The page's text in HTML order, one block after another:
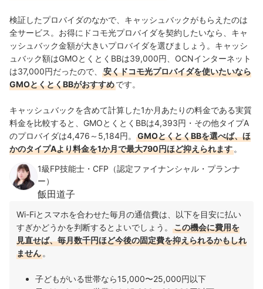
検証したプロバイダのなかで、キャッシュバックがもらえたのは
全サービス。お得にドコモ光プロバイダを契約したいなら、キャ
ッシュバック金額が大きいプロバイダを選びましょう。キャッシ
ュバック額はGMOとくとくBBは39,000円、OCNインターネット
は37,000円だったので、
安くドコモ光プロバイダを使いたいなら
GMOとくとくBBがおすすめです。
キャッシュバックを含めて計算した1か月あたりの料金である実質
料金を比較すると、GMOとくとくBBは4,393円・その他タイプA
のプロバイダは4,476～5,184円。
GMOとくとくBBを選べば、ほ
かのタイプAより料金を1か月で最大790円ほど抑えられます 。
1級FP技能士・CFP（認定ファイナンシャル・プランナ
ー）
飯田道子
Wi-Fiとスマホを合わせた毎月の通信費は、以下を目安に払い
すぎかどうかを判断するとよいでしょう。
この機会に費用を
見直せば、毎月数千円ほど今後の固定費を抑えられるかもしれ
ません 。
子どもがいる世帯なら15,000〜25,000円以下